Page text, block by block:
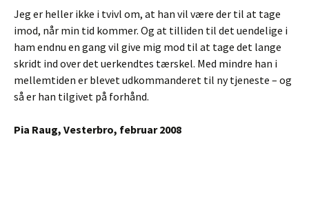
Jeg er heller ikke i tvivl om, at han vil være der til at tage
imod, når min tid kommer. Og at tilliden til det uendelige i
ham endnu en gang vil give mig mod til at tage det lange
skridt ind over det uerkendtes tærskel. Med mindre han i
mellemtiden er blevet udkommanderet til ny tjeneste – og
så er han tilgivet på forhånd.
Pia Raug, Vesterbro, februar 2008